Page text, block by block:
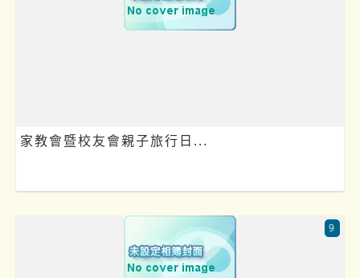
家教會暨校友會親子旅行日...
9